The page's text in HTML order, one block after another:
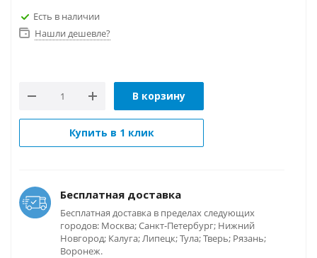
Есть в наличии
Нашли дешевле?
В корзину
Купить в 1 клик
Бесплатная доставка
Бесплатная доставка в пределах следующих
городов: Москва; Санкт-Петербург; Нижний
Новгород; Калуга; Липецк; Тула; Тверь; Рязань;
Воронеж.